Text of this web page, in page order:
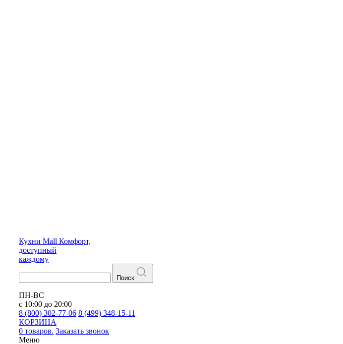
Кухни Mall Комфорт,
доступный
каждому
Поиск
ПН-ВС
с 10:00 до 20:00
8 (800) 302-77-06 8 (499) 348-15-11
КОРЗИНА
0 товаров. Заказать звонок
Меню